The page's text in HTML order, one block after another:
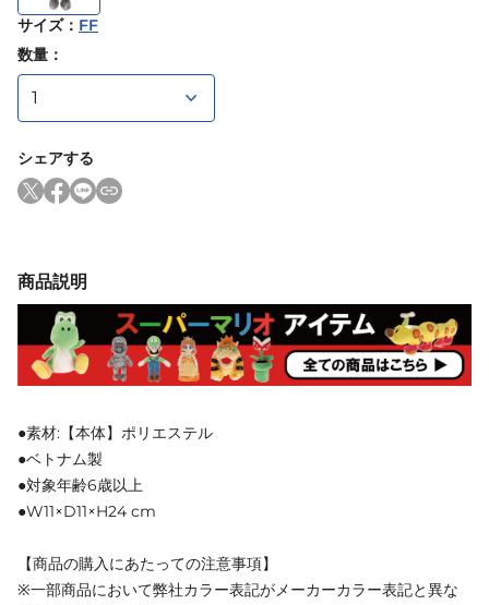
サイズ： FF
数量：
シェアする
商品説明
●素材:【本体】ポリエステル
●ベトナム製
●対象年齢6歳以上
●W11×D11×H24 cm
【商品の購入にあたっての注意事項】
※一部商品において弊社カラー表記がメーカーカラー表記と異な